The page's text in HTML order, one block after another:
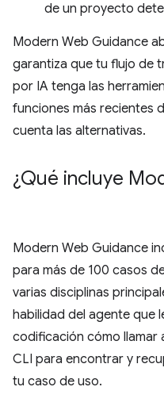
de un proyecto
Modern Web Guidance
garantiza que tu flujo de
por IA tenga las
funciones más recientes
cuenta las alternativas.
¿Qué incluye
Modern Web Guidance
para más de 100 casos
varias disciplinas
habilidad del agente que
codificación cómo llamar
CLI para encontrar y
tu caso de uso.